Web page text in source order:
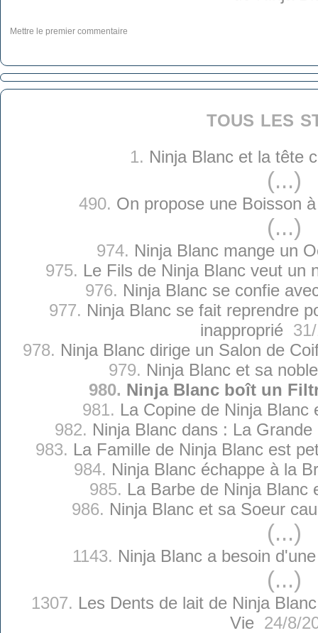
Mettre le premier commentaire
tous les
1. Ninja Blanc et la tête
(...)
490. On propose une Boisson
(...)
974. Ninja Blanc mange un
975. Le Fils de Ninja Blanc veut un
976. Ninja Blanc se confie
977. Ninja Blanc se fait reprendre
inapproprié
978. Ninja Blanc dirige un Salon de
979. Ninja Blanc et sa
980. Ninja Blanc boît un
981. La Copine de Ninja Blanc
982. Ninja Blanc dans : La
983. La Famille de Ninja Blanc est
984. Ninja Blanc échappe à la
985. La Barbe de Ninja Blanc
986. Ninja Blanc et sa Soeur
(...)
1143. Ninja Blanc a besoin
(...)
1307. Les Dents de lait de Ninja
Vie24/8/